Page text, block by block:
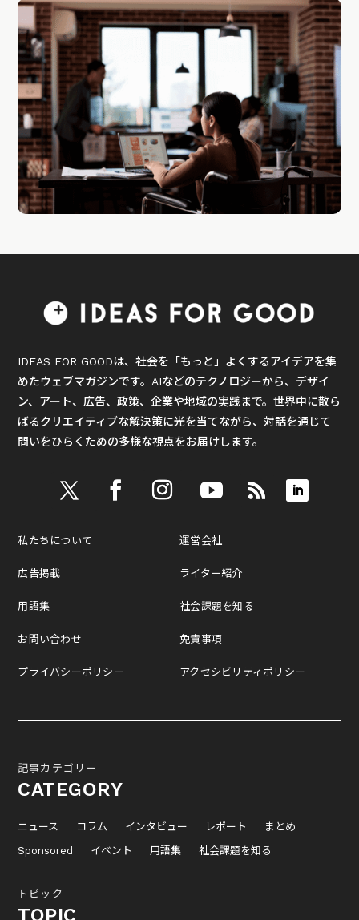
IDEAS FOR GOODは、社会を「もっと」よくするアイデアを集
めたウェブマガジンです。AIなどのテクノロジーから、デザイ
ン、アート、広告、政策、企業や地域の実践まで。世界中に散ら
ばるクリエイティブな解決策に光を当てながら、対話を通じて
問いをひらくための多様な視点をお届けします。
私たちについて
広告掲載
用語集
お問い合わせ
プライバシーポリシー
運営会社
ライター紹介
社会課題を知る
免責事項
アクセシビリティポリシー
記事カテゴリー
CATEGORY
ニュース コラム インタビュー レポート
まとめ
Sponsored
イベント 用語集 社会課題を知る
トピック
TOPIC